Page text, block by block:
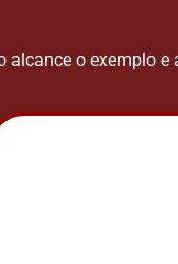
o exemplo